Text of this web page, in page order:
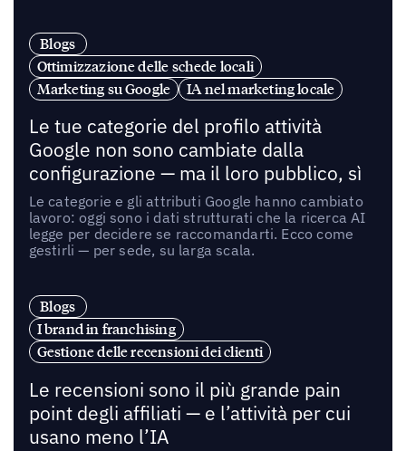
Blogs
Ottimizzazione delle schede locali
Marketing su Google
IA nel marketing locale
Le tue categorie del profilo attività
Google non sono cambiate dalla
configurazione — ma il loro pubblico, sì
Le categorie e gli attributi Google hanno cambiato
lavoro: oggi sono i dati strutturati che la ricerca AI
legge per decidere se raccomandarti. Ecco come
gestirli — per sede, su larga scala.
Blogs
I brand in franchising
Gestione delle recensioni dei clienti
Le recensioni sono il più grande pain
point degli affiliati — e l’attività per cui
usano meno l’IA